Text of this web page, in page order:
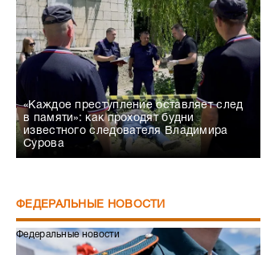
«Каждое преступление оставляет след
в памяти»: как проходят будни
известного следователя Владимира
Сурова
ФЕДЕРАЛЬНЫЕ НОВОСТИ
Федеральные новости